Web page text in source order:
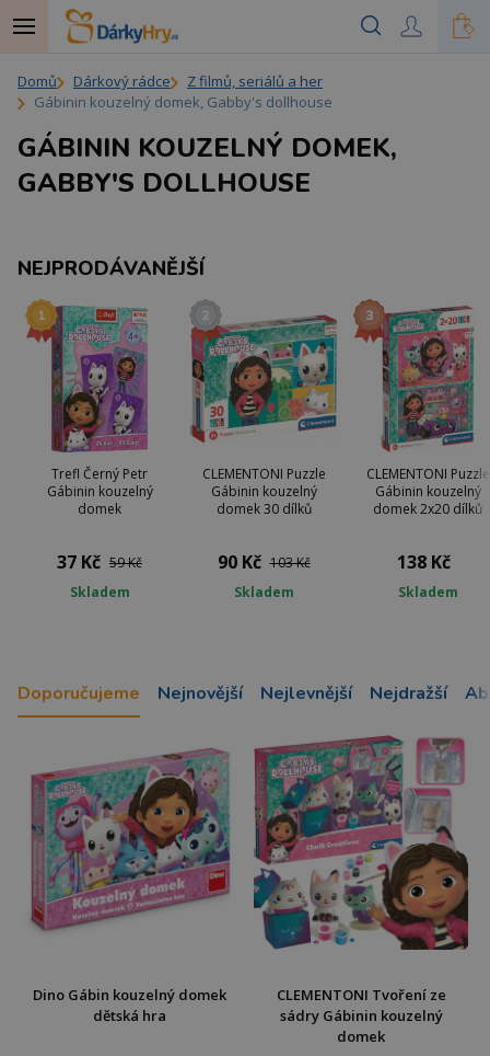
Domů Dárkový rádce
Z filmů, seriálů a her
Gábinin kouzelný domek, Gabby's dollhouse
GÁBININ KOUZELNÝ DOMEK,
GABBY'S DOLLHOUSE
NEJPRODÁVANĚJŠÍ
Trefl Černý Petr
Gábinin kouzelný
domek
37 Kč 59 Kč
Skladem
CLEMENTONI Puzzle
Gábinin kouzelný
domek 30 dílků
90 Kč 103 Kč
Skladem
CLEMENTONI Puzzle
Gábinin kouzelný
domek 2x20 dílků
138 Kč
Skladem
Doporučujeme Nejnovější Nejlevnější Nejdražší
Dino Gábin kouzelný domek
dětská hra
CLEMENTONI Tvoření ze
sádry Gábinin kouzelný
domek